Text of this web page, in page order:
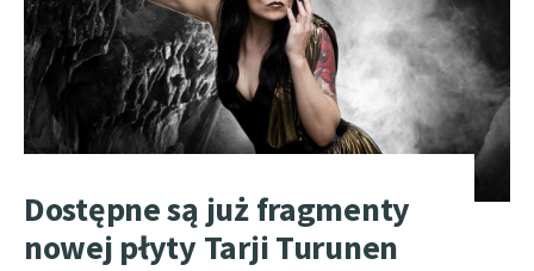
Dostępne są już fragmenty
nowej płyty Tarji Turunen